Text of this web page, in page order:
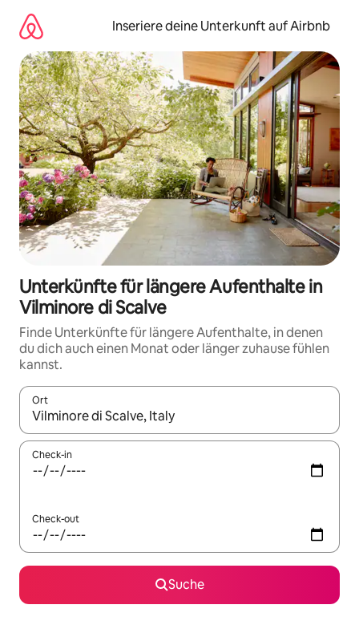
Inhalten
springen
Inseriere deine Unterkunft auf Airbnb
Unterkünfte für längere Aufenthalte in
Vilminore di Scalve
Finde Unterkünfte für längere Aufenthalte, in denen
du dich auch einen Monat oder länger zuhause fühlen
kannst.
Ort
Wenn Ergebnisse verfügbar sind, navigiere mit den
Check-in
Check-out
Suche